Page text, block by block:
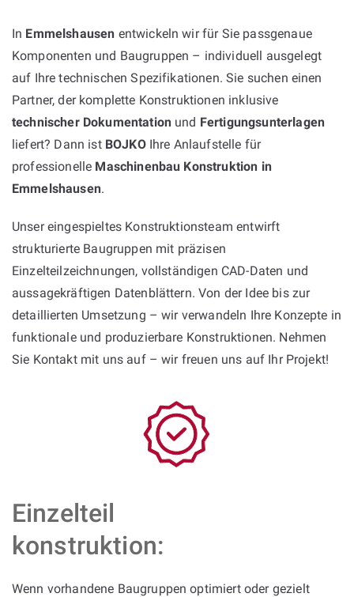
In Emmelshausen entwickeln wir für Sie passgenaue
Komponenten und Baugruppen – individuell ausgelegt
auf Ihre technischen Spezifikationen. Sie suchen einen
Partner, der komplette Konstruktionen inklusive
technischer Dokumentation und Fertigungsunterlagen
liefert? Dann ist BOJKOIhre Anlaufstelle für
professionelle Maschinenbau Konstruktion in
Emmelshausen.
Unser eingespieltes Konstruktionsteam entwirft
strukturierte Baugruppen mit präzisen
Einzelteilzeichnungen, vollständigen CAD-Daten und
aussagekräftigen Datenblättern. Von der Idee bis zur
detaillierten Umsetzung – wir verwandeln Ihre Konzepte in
funktionale und produzierbare Konstruktionen. Nehmen
Sie Kontakt mit uns auf – wir freuen uns auf Ihr Projekt!
Einzelteil
konstruktion:
Wenn vorhandene Baugruppen optimiert oder gezielt